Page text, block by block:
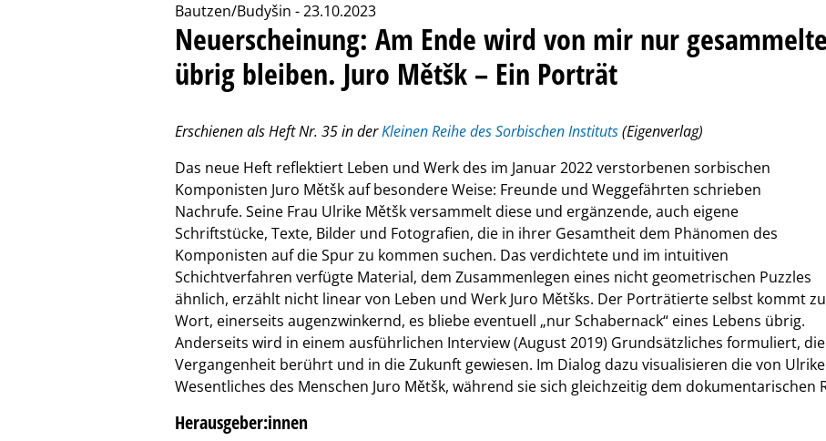
Bautzen/Budyšin - 23.10.2023
Neuerscheinung: ​Am Ende wird von mir nur
übrig bleiben. Juro Mětšk – Ein Porträt
Erschienen als Heft Nr. 35 in derKleinen Reihe des Sorbischen Instituts(Eigenverlag)
Das neue Heft reflektiert Leben und Werk des im Januar 2022 verstorbenen sorbischen
Komponisten Juro Mětšk auf besondere Weise: Freunde und Weggefährten schrieben
Nachrufe. Seine Frau Ulrike Mětšk versammelt diese und ergänzende, auch eigene
Schriftstücke, Texte, Bilder und Fotografien, die in ihrer Gesamtheit dem Phänomen des
Komponisten auf die Spur zu kommen suchen. Das verdichtete und im intuitiven
Schichtverfahren verfügte Material, dem Zusammenlegen eines nicht geometrischen Puzzles
ähnlich, erzählt nicht linear von Leben und Werk Juro Mětšks. Der Porträtierte selbst kommt zu
Wort, einerseits augenzwinkernd, es bliebe eventuell „nur Schabernack“ eines Lebens übrig.
Anderseits wird in einem ausführlichen Interview (August 2019) Grundsätzliches formuliert, die
Vergangenheit berührt und in die Zukunft gewiesen. Im Dialog dazu visualisieren die von
Wesentliches des Menschen Juro Mětšk, während sie sich gleichzeitig dem dokumentarischen
Herausgeber:innen